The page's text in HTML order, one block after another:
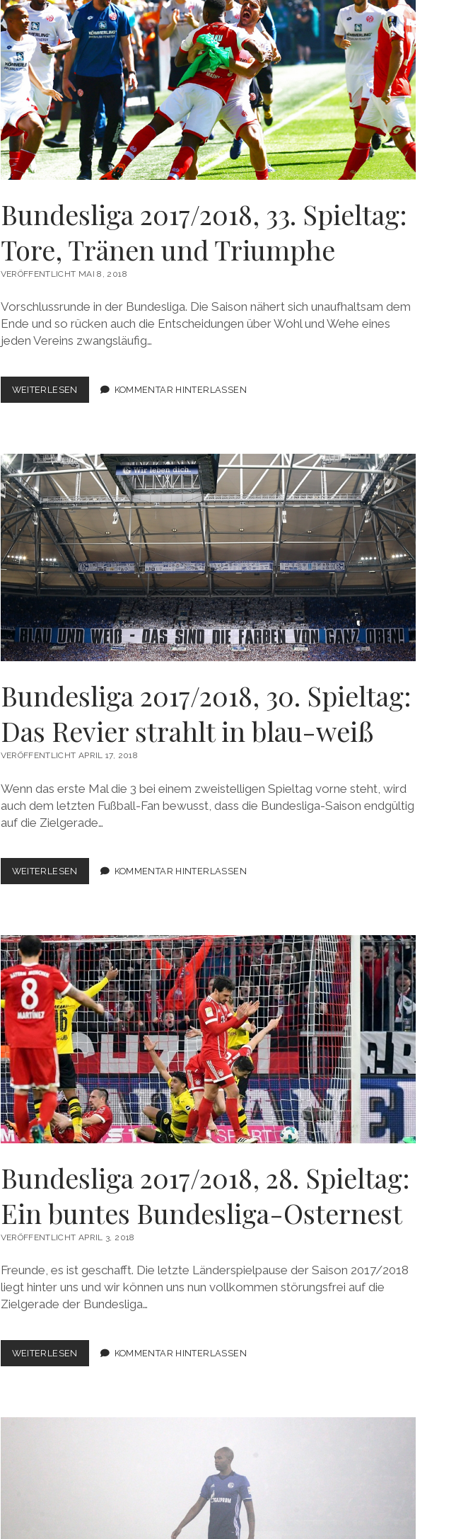
Bundesliga 2017/2018, 33. Spieltag:
Tore, Tränen und Triumphe
VERÖFFENTLICHT MAI 8, 2018
Vorschlussrunde in der Bundesliga. Die Saison nähert sich unaufhaltsam dem
Ende und so rücken auch die Entscheidungen über Wohl und Wehe eines
jeden Vereins zwangsläufig…
WEITERLESEN BUNDESLIGA
2017/2018,
TRÄNEN
UND
TRIUMPHE
KOMMENTAR HINTERLASSEN
Bundesliga 2017/2018, 30. Spieltag:
Das Revier strahlt in blau-weiß
VERÖFFENTLICHT APRIL 17, 2018
Wenn das erste Mal die 3 bei einem zweistelligen Spieltag vorne steht, wird
auch dem letzten Fußball-Fan bewusst, dass die Bundesliga-Saison endgültig
auf die Zielgerade…
WEITERLESEN BUNDESLIGA
2017/2018,
REVIER
STRAHLT
IN
BLAU-
WEISS
KOMMENTAR HINTERLASSEN
Bundesliga 2017/2018, 28. Spieltag:
Ein buntes Bundesliga-Osternest
VERÖFFENTLICHT APRIL 3, 2018
Freunde, es ist geschafft. Die letzte Länderspielpause der Saison 2017/2018
liegt hinter uns und wir können uns nun vollkommen störungsfrei auf die
Zielgerade der Bundesliga…
WEITERLESEN BUNDESLIGA
2017/2018,
BUNTES
KOMMENTAR HINTERLASSEN